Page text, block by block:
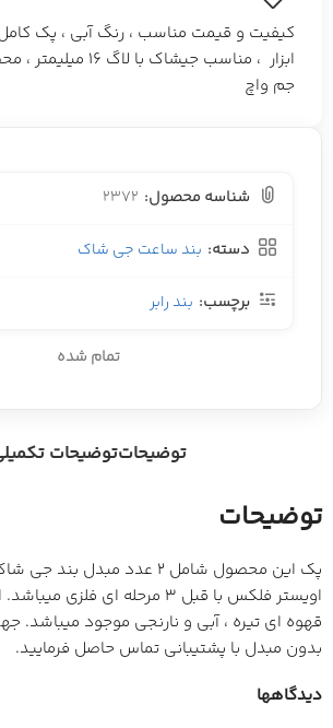
کیفیت و قیمت مناسب ، رنگ آبی ، پک
ابزار ، مناسب جیشاک
جم واچ
شناسه محصول: 2372
دسته: بند ساعت جی شاک
برچسب: بند رابر
تمام شده
توضیحاتتوضیحات
توضیحات
پک این محصول شامل 2 عدد مبدل
قهوه ای تیره ، آبی و نارنجی موجود میباشد.
بدون مبدل با پشتیبانی تماس حاصل فرمایید.
دیدگاهها